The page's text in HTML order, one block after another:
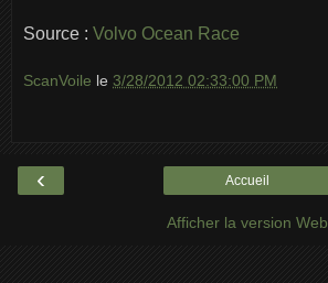
Source : Volvo Ocean Race
ScanVoile le 3/28/2012 02:33:00 PM
‹ Accueil
Afficher la version Web